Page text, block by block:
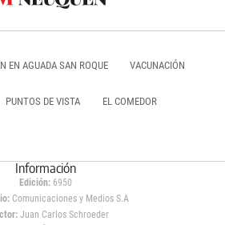
EN AGUADA SAN ROQUE VACUNACIÓN
PUNTOS DE VISTA EL COMEDOR
Información
Edición: 6950
Comunicaciones y Medios S.A
Juan Carlos Schroeder